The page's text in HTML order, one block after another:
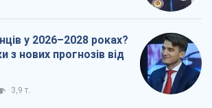
у 2026–2028 роках?
з нових прогнозів від
3,9 т.